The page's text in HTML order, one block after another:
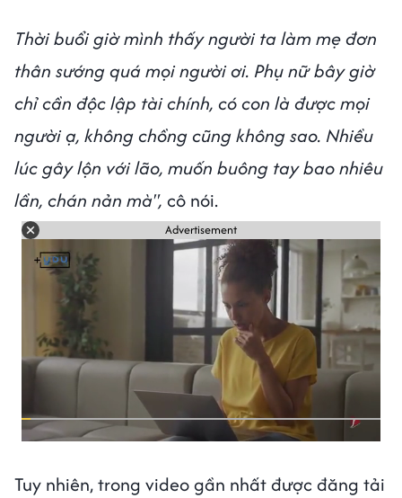
Thời buổi giờ mình thấy người ta làm mẹ đơn
thân sướng quá mọi người ơi. Phụ nữ bây giờ
chỉ cần độc lập tài chính, có con là được mọi
người ạ, không chồng cũng không sao. Nhiều
lúc gây lộn với lão, muốn buông tay bao nhiêu
lần, chán nản mà", cô nói.
Advertisement
Tuy nhiên, trong video gần nhất được đăng tải